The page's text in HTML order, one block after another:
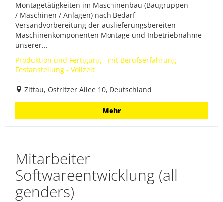
Montagetätigkeiten im Maschinenbau (Baugruppen
/ Maschinen / Anlagen) nach Bedarf
Versandvorbereitung der auslieferungsbereiten
Maschinenkomponenten Montage und Inbetriebnahme
unserer...
Produktion und Fertigung - mit Berufserfahrung -
Festanstellung - Vollzeit
Zittau, Ostritzer Allee 10, Deutschland
Mehr
Mitarbeiter
Softwareentwicklung (all
genders)